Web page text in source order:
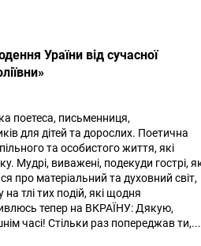
Ураїни від сучасної
поетеса, письменниця,
для дітей та дорослих. Поетична
та особистого життя, які
Мудрі, виважені, подекуди гострі,
про матеріальний та духовний світ,
тлі тих подій, які щодня
тепер на ВКРАЇНУ: Дякую,
часі! Стільки раз попереджав ти,...